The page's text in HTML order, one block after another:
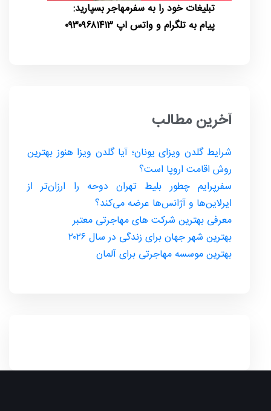
تبلیغات خود را به سفرمهاجر بسپارید:
پیام به تلگرام و واتس اپ ۰۹۳۰۹۶۸۱۴۱۳
آخرین مطالب
شرایط گلدن ویزای یونان؛ آیا گلدن ویزا هنوز بهترین
روش اقامت اروپا است؟
سفرپرایم چطور بلیط تهران دوحه را ارزان‌تر از
ایرلاین‌ها و آژانس‌ها عرضه می‌کند؟
معرفی بهترین شرکت های مهاجرتی معتبر
بهترین شهر جهان برای زندگی در سال ۲۰۲۶
بهترین موسسه مهاجرتی برای آلمان